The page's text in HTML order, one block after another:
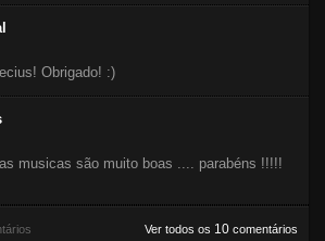
Obrigado! :)
musicas são muito boas .... parabéns !!!!!
Ver todos os 10 comentários